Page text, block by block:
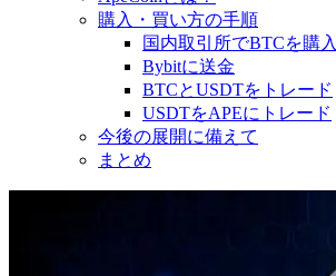
購入・買い方の手順
国内取引所でBTCを購入
Bybitに送金
BTCとUSDTをトレード
USDTをAPEにトレード
今後の展開に備えて
まとめ